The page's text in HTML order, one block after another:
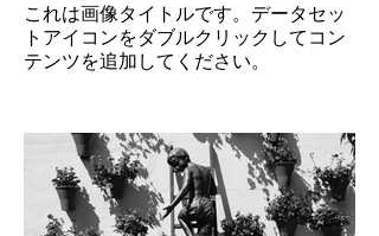
これは画像タイトルです。データセッ
トアイコンをダブルクリックしてコン
テンツを追加してください。